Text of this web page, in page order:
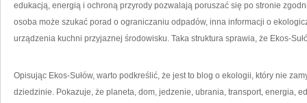
edukacją, energią i ochroną przyrody pozwalają poruszać się po stronie
osoba może szukać porad o ograniczaniu odpadów, inna informacji o
urządzenia kuchni przyjaznej środowisku. Taka struktura sprawia, że Ekos-
Opisując Ekos-Sułów, warto podkreślić, że jest to blog o ekologii, który nie
dziedzinie. Pokazuje, że planeta, dom, jedzenie, ubrania, transport, energia,